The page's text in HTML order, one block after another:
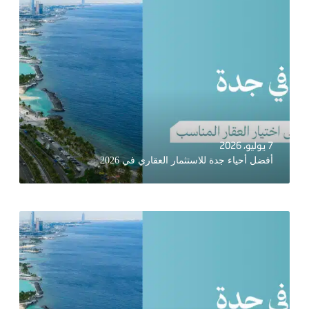
7 يوليو، 2026
أفضل أحياء جدة للاستثمار العقاري في 2026